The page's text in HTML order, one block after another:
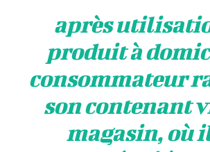
après
produit à
consommateur
son contenant
magasin, où